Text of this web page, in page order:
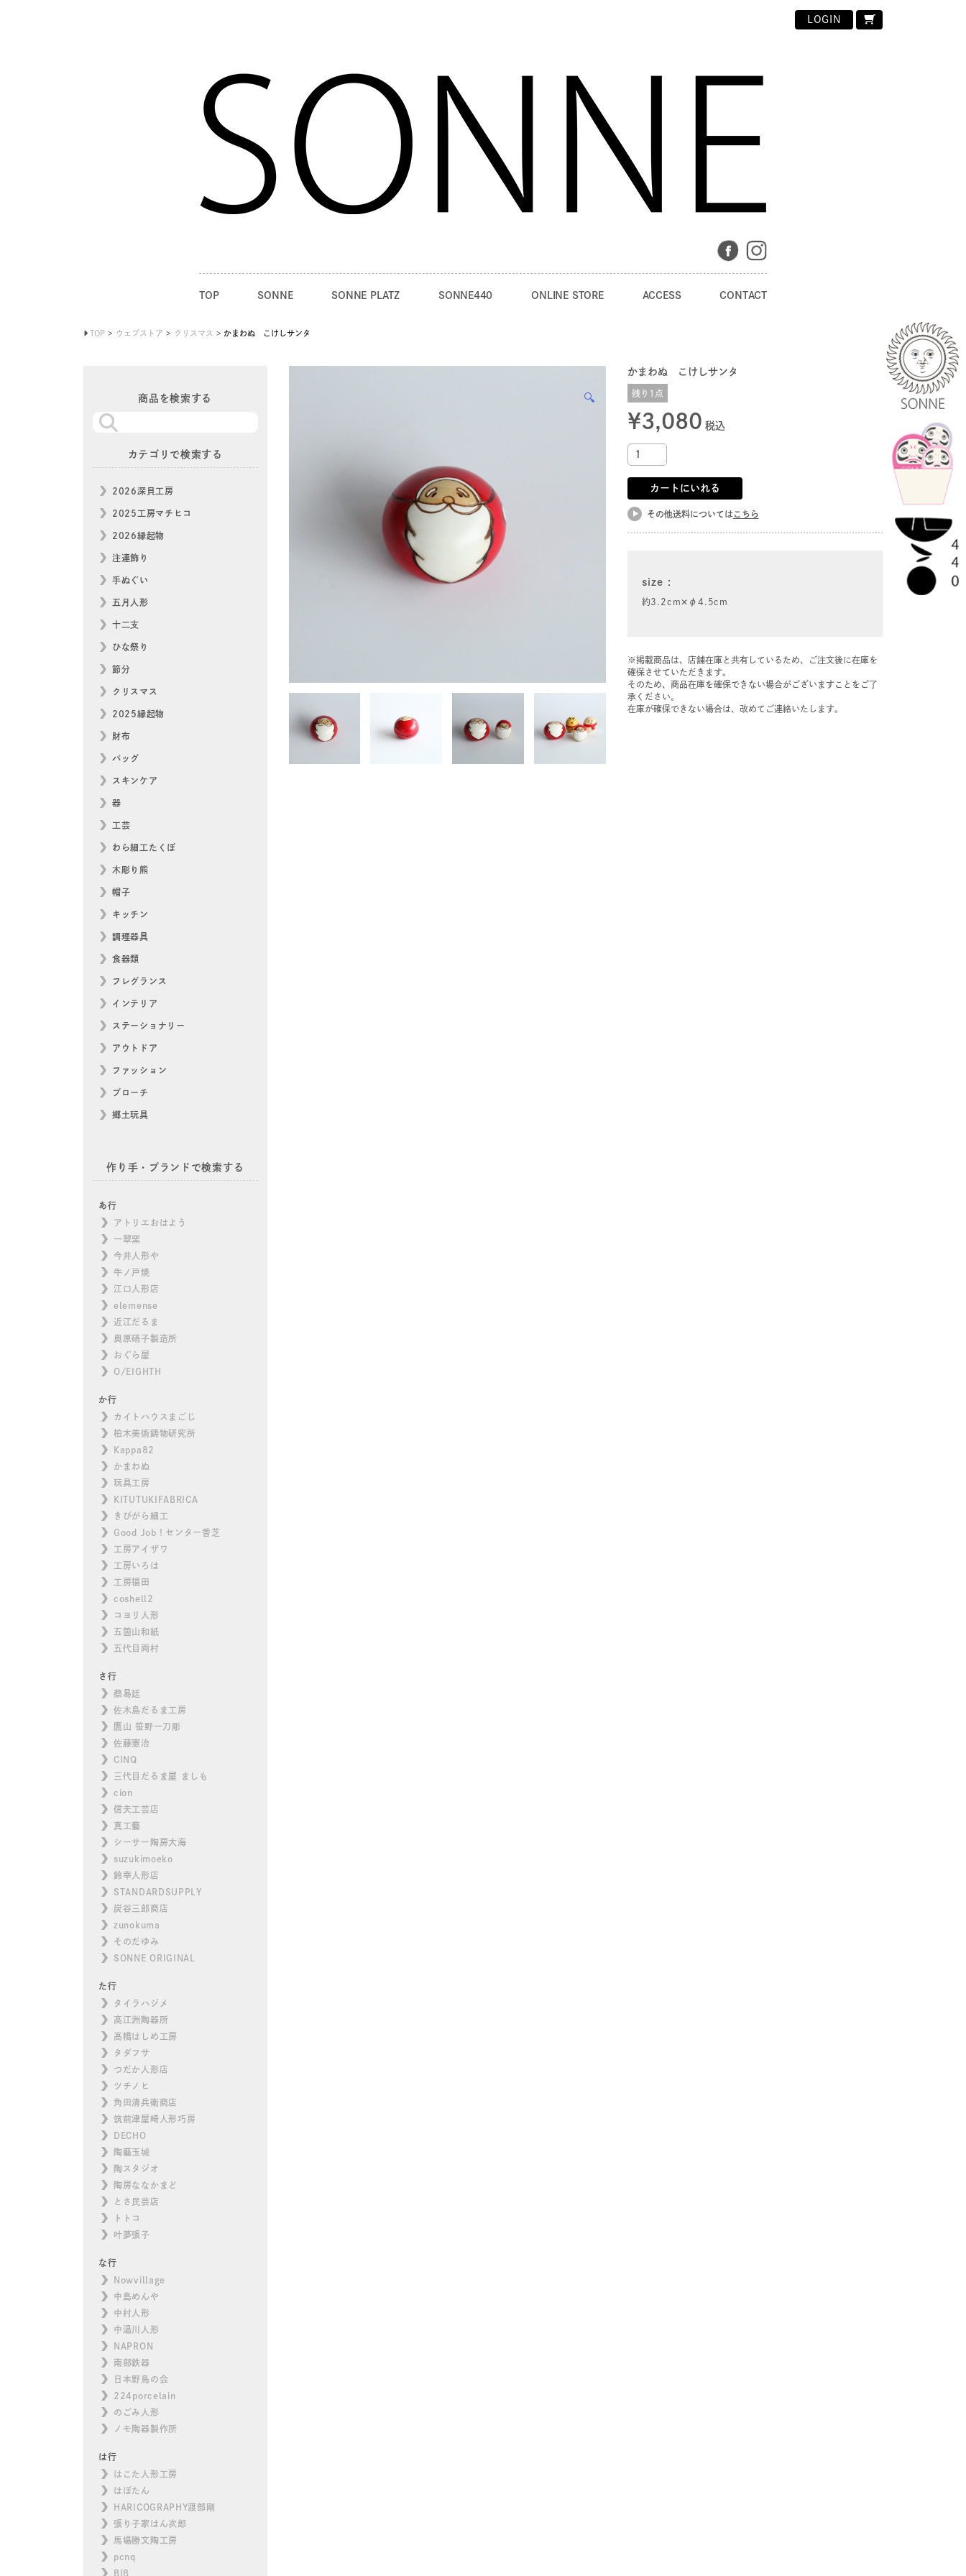
LOGIN
TOP SONNE SONNE PLATZ SONNE440 ONLINE STORE ACCESS CONTACT
TOP ウェブストア クリスマス かまわぬ こけしサンタ
🔍
かまわぬ こけしサンタ
残り1点
¥3,080 税込
カートにいれる
その他送料については こちら
size
約3.2cm✕φ4.5cm
※掲載商品は、店舗在庫と共有しているため、ご注文後に在庫を
確保させていただきます。
そのため、商品在庫を確保できない場合がございますことをご了
承ください。
在庫が確保できない場合は、改めてご連絡いたします。
商品を検索する
カテゴリで検索する
2026深貝工房
2025工房マチヒコ
2026縁起物
注連飾り
手ぬぐい
五月人形
十二支
ひな祭り
節分
クリスマス
2025縁起物
財布
バッグ
スキンケア
器
工芸
わら細工たくぼ
木彫り熊
帽子
キッチン
調理器具
食器類
フレグランス
インテリア
ステーショナリー
アウトドア
ファッション
ブローチ
郷土玩具
作り手・ブランドで検索する
あ行
アトリエおはよう
一翠窯
今井人形や
牛ノ戸焼
江口人形店
elemense
近江だるま
奥原硝子製造所
おぐら屋
O/EIGHTH
か行
カイトハウスまごじ
柏木美術鋳物研究所
Kappa82
かまわぬ
玩具工房
KITUTUKIFABRICA
きびがら細工
Good Job！センター香芝
工房アイザワ
工房いろは
工房福田
coshell2
コヨリ人形
五箇山和紙
五代目両村
さ行
蔡易廷
佐木島だるま工房
鷹山 笹野一刀彫
佐藤憲治
CINQ
三代目だるま屋 ましも
cion
信夫工芸店
真工藝
シーサー陶房大海
suzukimoeko
鈴幸人形店
STANDARDSUPPLY
炭谷三郎商店
zunokuma
そのだゆみ
SONNE ORIGINAL
た行
タイラハジメ
高江洲陶器所
高橋はしめ工房
タダフサ
つだか人形店
ツチノヒ
角田清兵衛商店
筑前津屋崎人形巧房
DECHO
陶藝玉城
陶スタジオ
陶房ななかまど
とさ民芸店
トトコ
叶夢張子
な行
Nowvillage
中島めんや
中村人形
中湯川人形
NAPRON
南部鉄器
日本野鳥の会
224porcelain
のごみ人形
ノモ陶器製作所
は行
はこた人形工房
はぼたん
HARICOGRAPHY渡部剛
張り子家はん次郎
馬場勝文陶工房
pcnq
BIB